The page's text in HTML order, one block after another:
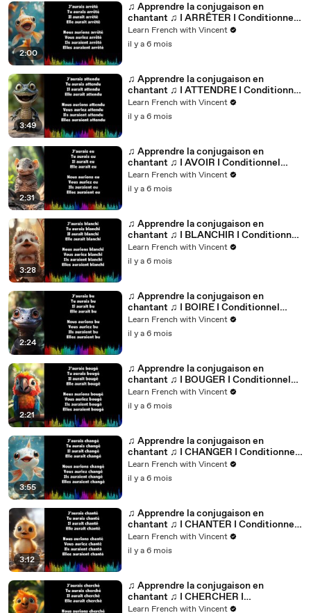
2:00
♫ Apprendre la conjugaison en
chantant ♫ I ARRÊTER I Conditionnel
Passé_
Learn French with Vincent
il y a 6 mois
3:49
♫ Apprendre la conjugaison en
chantant ♫ I ATTENDRE I Conditionnel
Passé_
Learn French with Vincent
il y a 6 mois
2:31
♫ Apprendre la conjugaison en
chantant ♫ I AVOIR I Conditionnel
Passé_
Learn French with Vincent
il y a 6 mois
3:28
♫ Apprendre la conjugaison en
chantant ♫ I BLANCHIR I Conditionnel
Passé_
Learn French with Vincent
il y a 6 mois
2:24
♫ Apprendre la conjugaison en
chantant ♫ I BOIRE I Conditionnel
Passé_
Learn French with Vincent
il y a 6 mois
2:21
♫ Apprendre la conjugaison en
chantant ♫ I BOUGER I Conditionnel
Passé_
Learn French with Vincent
il y a 6 mois
3:55
♫ Apprendre la conjugaison en
chantant ♫ I CHANGER I Conditionnel
Passé_
Learn French with Vincent
il y a 6 mois
3:12
♫ Apprendre la conjugaison en
chantant ♫ I CHANTER I Conditionnel
Passé_
Learn French with Vincent
il y a 6 mois
♫ Apprendre la conjugaison en
chantant ♫ I CHERCHER I
Conditionnel Passé_
Learn French with Vincent